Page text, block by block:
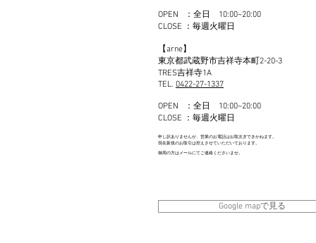
OPEN ：全日 10:00~20:00
CLOSE ：毎週火曜日
【arne】
東京都武蔵野市吉祥寺本町2-20-3
TRES吉祥寺1A
TEL. 0422-27-1 337
OPEN ：全日 10:00~20:00
CLOSE ：毎週火曜日
申し訳ありませんが、営業のお電話はお取次ぎできかねます。
現在新規のお取引は控えさせていただいております。
御用の方はメールにてご連絡くださいませ。
Google mapで見る